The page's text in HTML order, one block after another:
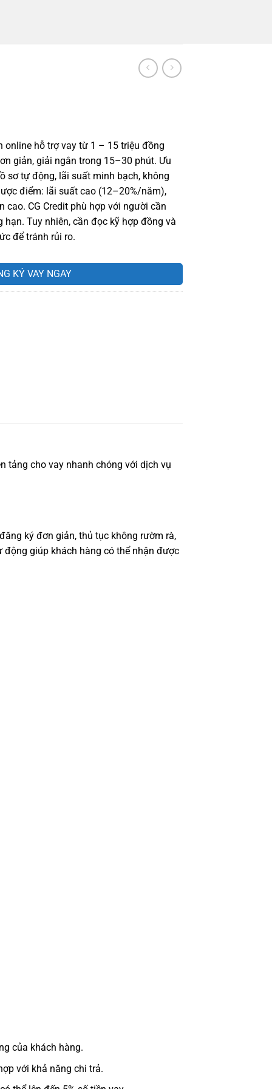
online hỗ trợ vay từ 1 – 15 triệu đồng
giản, giải ngân trong 15–30 phút. Ưu
sơ tự động, lãi suất minh bạch, không
điểm: lãi suất cao (12–20%/năm),
cao. CG Credit phù hợp với người cần
hạn. Tuy nhiên, cần đọc kỹ hợp đồng và
để tránh rủi ro.
KÝ VAY NGAY
tảng cho vay nhanh chóng với dịch vụ
ký đơn giản, thủ tục không rườm rà,
giúp khách hàng có thể nhận được
của khách hàng.
với khả năng chi trả.